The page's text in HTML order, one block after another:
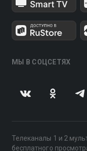
МЫ В СОЦСЕТЯХ
Телеканалы 1 и 2
бесплатного